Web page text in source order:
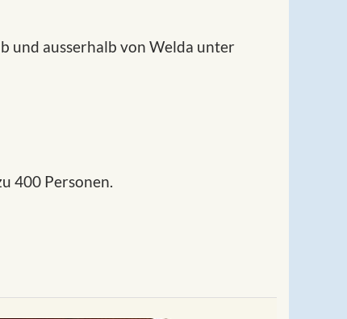
und ausserhalb von Welda unter
400 Personen.